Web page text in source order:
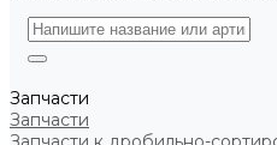
Запчасти
Запчасти